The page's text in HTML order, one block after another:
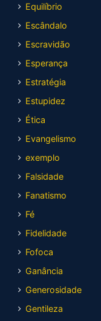
Equilíbrio
Escândalo
Escravidão
Esperança
Estratégia
Estupidez
Ética
Evangelismo
exemplo
Falsidade
Fanatismo
Fé
Fidelidade
Fofoca
Ganância
Generosidade
Gentileza